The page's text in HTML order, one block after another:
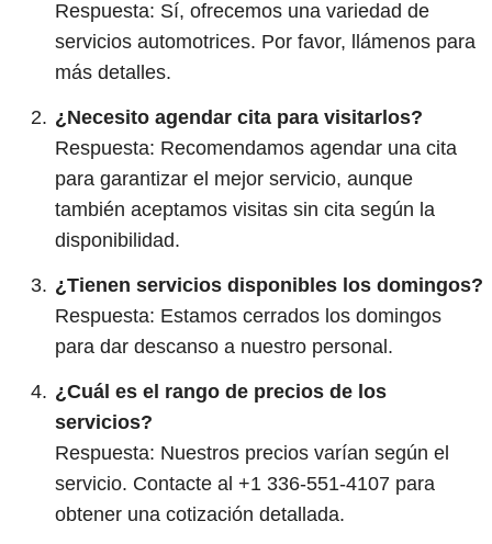
Respuesta: Sí, ofrecemos una variedad de
servicios automotrices. Por favor, llámenos para
más detalles.
¿Necesito agendar cita para visitarlos?
Respuesta: Recomendamos agendar una cita
para garantizar el mejor servicio, aunque
también aceptamos visitas sin cita según la
disponibilidad.
¿Tienen servicios disponibles los domingos?
Respuesta: Estamos cerrados los domingos
para dar descanso a nuestro personal.
¿Cuál es el rango de precios de los
servicios?
Respuesta: Nuestros precios varían según el
servicio. Contacte al +1 336-551-4107 para
obtener una cotización detallada.